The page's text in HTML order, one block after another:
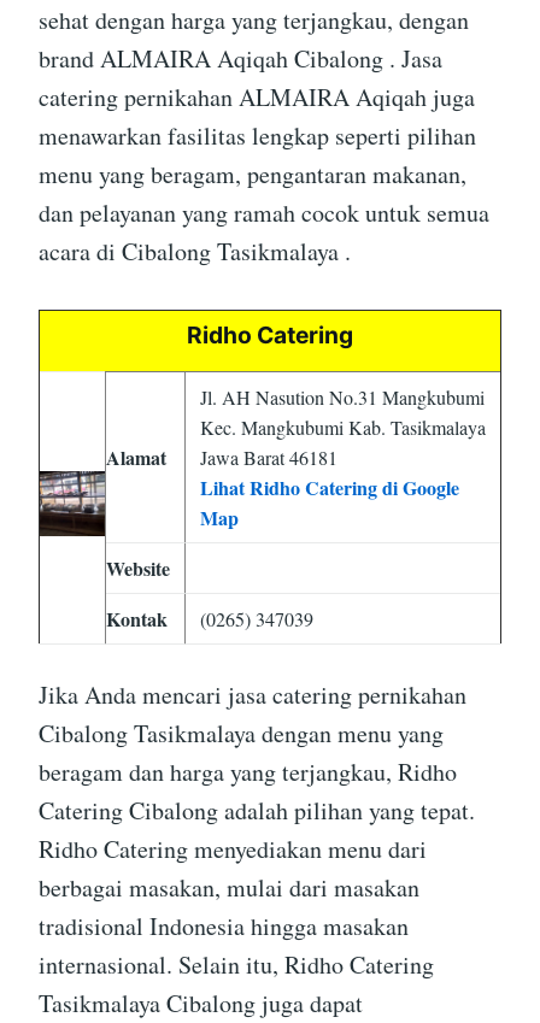
sehat dengan harga yang terjangkau, dengan
brand ALMAIRA Aqiqah Cibalong . Jasa
catering pernikahan ALMAIRA Aqiqah juga
menawarkan fasilitas lengkap seperti pilihan
menu yang beragam, pengantaran makanan,
dan pelayanan yang ramah cocok untuk semua
acara di Cibalong Tasikmalaya .
Ridho Catering
Alamat
Jl. AH Nasution No.31 Mangkubumi
Kec. Mangkubumi Kab. Tasikmalaya
Jawa Barat 46181
Lihat Ridho Catering di Google
Map
Website
Kontak
(0265) 347039
Jika Anda mencari jasa catering pernikahan
Cibalong Tasikmalaya dengan menu yang
beragam dan harga yang terjangkau, Ridho
Catering Cibalong adalah pilihan yang tepat.
Ridho Catering menyediakan menu dari
berbagai masakan, mulai dari masakan
tradisional Indonesia hingga masakan
internasional. Selain itu, Ridho Catering
Tasikmalaya Cibalong juga dapat